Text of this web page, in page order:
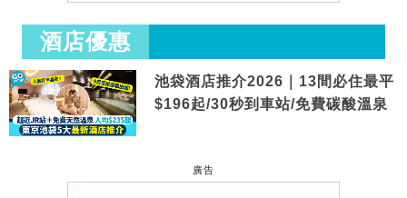
酒店優惠
池袋酒店推介2026｜13間必住最平
$196起/30秒到車站/免費碳酸溫泉
廣告